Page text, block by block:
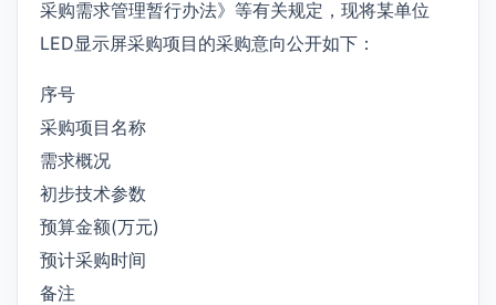
采购需求管理暂行办法》等有关规定，现将某单位
LED显示屏采购项目的采购意向公开如下：
序号
采购项目名称
需求概况
初步技术参数
预算金额(万元)
预计采购时间
备注